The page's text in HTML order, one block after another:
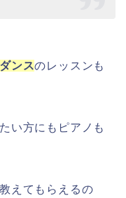
ダンスのレッスンも
い方にもピアノも
えてもらえるの